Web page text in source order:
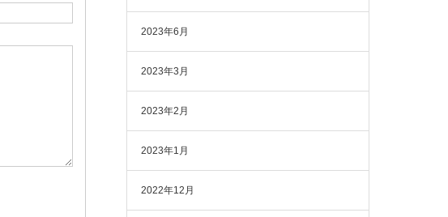
2023年6月
2023年3月
2023年2月
2023年1月
2022年12月